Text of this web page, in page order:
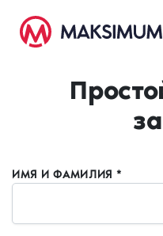
ИМЯ И ФАМИЛИЯ *